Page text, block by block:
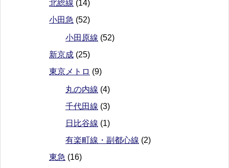
北総線 (14)
小田急 (52)
小田原線 (52)
新京成 (25)
東京メトロ (9)
丸の内線 (4)
千代田線 (3)
日比谷線 (1)
有楽町線・副都心線 (2)
東急 (16)